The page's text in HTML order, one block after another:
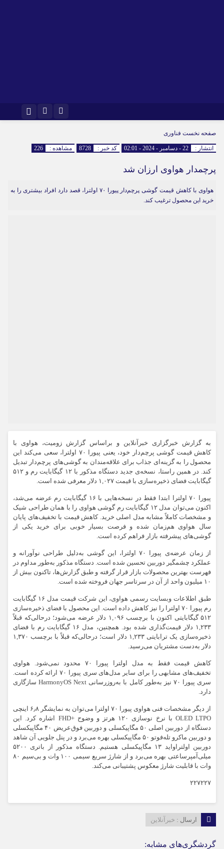
اینستاگرام
صفحه نخست فناوری
انتشار : 22 - دسامبر - 2024 - 02:01 کد خبر : 8728 مشاهده : 226
پرچمدار هواوی ارزان شد
هواوی با کاهش قیمت گوشی پرچم‌دار پیورا ۷۰ اولترا، قصد دارد افراد بیشتری را به
خرید این محصول ترغیب کند.
به گزارش خبرگزاری خبرآنلاین و براساس گزارش زومیت، هواوی با
کاهش قیمت گوشی پرچم‌دار خود، یعنی پیورا ۷۰ اولترا، سعی می‌کند این
محصول را به گزینه‌ای جذاب برای علاقه‌مندان به گوشی‌های پرچم‌دار تبدیل
کند. در همین راستا، نسخه‌ی جدید دستگاه مذکور با ۱۲ گیگابایت رم و ۵۱۲
گیگابایت فضای ذخیره‌سازی با قیمت ۱,۰۲۷ دلار معرفی شده است.
پیورا ۷۰ اولترا ابتدا فقط در نسخه‌هایی با ۱۶ گیگابایت رم عرضه می‌شد،
اکنون می‌توان مدل ۱۲ گیگابایت رم گوشی هواوی را با همان طراحی شیک
و مشخصات کاملاً مشابه مدل اصلی خرید. کاهش قیمت با تخفیف‌های پایان
سال هواوی هم‌زمان شده و فرصت بسیار خوبی برای خرید یکی از
گوشی‌های پیشرفته‌ بازار فراهم کرده است.
از زمان عرضه‌ی پیورا ۷۰ اولترا، این گوشی به‌دلیل طراحی نوآورانه و
عملکرد چشمگیر دوربین تحسین شده است. دستگاه مذکور به‌طور مداوم در
فهرست بهترین محصولات بازار قرار گرفته و طبق گزارش‌ها، تاکنون بیش از
۱۰ میلیون واحد از آن در سرتاسر جهان فروخته شده است.
طبق اطلاعات وبسایت رسمی هواوی، این شرکت قیمت مدل ۱۶ گیگابایت
رم پیورا ۷۰ اولترا را نیز کاهش داده است. این محصول با فضای ذخیره‌سازی
۵۱۲ گیگابایتی اکنون با برچسب ۱,۰۹۶ دلار عرضه می‌شود؛ درحالی‌که قبلاً
۱,۲۳۳ دلار قیمت‌گذاری شده بود. همچنین، مدل ۱۶ گیگابایت رم با فضای
ذخیره‌سازی یک ترابایتی ۱,۲۳۳ دلار است؛ درحالی‌که قبلاً با برچسب ۱,۳۷۰
دلار به‌دست مشتریان می‌رسید.
کاهش قیمت فقط به مدل اولترا پیورا ۷۰ محدود نمی‌شود. هواوی
تخفیف‌های مشابهی را برای سایر مدل‌های سری پیورا ۷۰ ارائه کرده است.
سری پیورا ۷۰ نیز به‌طور کامل با به‌روزرسانی HarmonyOS Next سازگاری
دارد.
از دیگر مشخصات فنی هواوی پیورا ۷۰ اولترا می‌توان به نمایشگر ۶٫۸ اینچی
OLED LTPO با نرخ نوسازی ۱۲۰ هرتز و وضوح +FHD اشاره کرد. این
دستگاه از دوربین اصلی ۵۰ مگاپیکسلی و دوربین فوق‌عریض ۴۰ مگاپیکسلی
و دوربین ماکرو تله‌فوتو ۵۰ مگاپیکسلی بهره می‌برد و در پنل جلویی آن شاهد
دوربین اولتراواید ۱۳ مگاپیکسلی هستیم. دستگاه مذکور از باتری ۵۲۰۰
میلی‌آمپرساعتی بهره می‌برد و از شارژ سریع سیمی ۱۰۰ وات و بی‌سیم ۸۰
وات با قابلیت شارژ معکوس پشتیبانی می‌کند.
۲۲۷۲۲۷
ارسال : خبرآنلاین
گردشگری‌های مشابه: